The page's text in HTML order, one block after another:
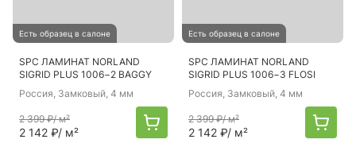
Есть образец в салоне
SPC ЛАМИНАТ NORLAND
SIGRID PLUS 1006−2 BAGGY
Россия, Замковый, 4 мм
2 399 ₽/ м²
2 142 ₽/ м²
Есть образец в салоне
SPC ЛАМИНАТ NORLAND
SIGRID PLUS 1006−3 FLOSI
Россия, Замковый, 4 мм
2 399 ₽/ м²
2 142 ₽/ м²